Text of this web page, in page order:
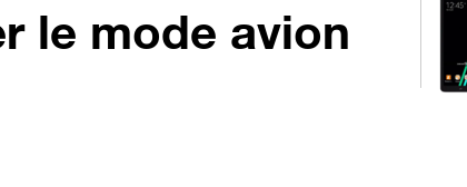
le mode avion en